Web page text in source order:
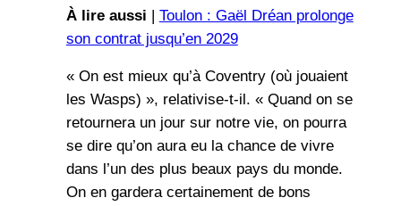
À lire aussi | Toulon : Gaël Dréan prolonge
son contrat jusqu’en 2029
« On est mieux qu’à Coventry (où jouaient
les Wasps) », relativise-t-il. « Quand on se
retournera un jour sur notre vie, on pourra
se dire qu’on aura eu la chance de vivre
dans l’un des plus beaux pays du monde.
On en gardera certainement de bons